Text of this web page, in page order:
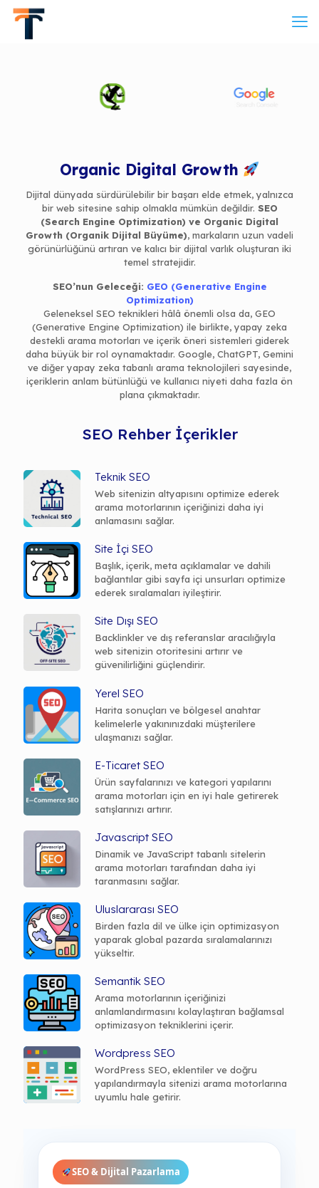
Organic Digital Growth
Dijital dünyada sürdürülebilir bir başarı elde etmek, yalnızca
bir web sitesine sahip olmakla mümkün değildir. SEO
(Search Engine Optimization) ve Organic Digital
Growth (Organik Dijital Büyüme), markaların uzun vadeli
görünürlüğünü artıran ve kalıcı bir dijital varlık oluşturan iki
temel stratejidir.
SEO’nun Geleceği: GEO (Generative Engine
Optimization)
Geleneksel SEO teknikleri hâlâ önemli olsa da, GEO
(Generative Engine Optimization) ile birlikte, yapay zeka
destekli arama motorları ve içerik öneri sistemleri giderek
daha büyük bir rol oynamaktadır. Google, ChatGPT, Gemini
ve diğer yapay zeka tabanlı arama teknolojileri sayesinde,
içeriklerin anlam bütünlüğü ve kullanıcı niyeti daha fazla ön
plana çıkmaktadır.
SEO Rehber İçerikler
Teknik SEO
Web sitenizin altyapısını optimize ederek
arama motorlarının içeriğinizi daha iyi
anlamasını sağlar.
Site İçi SEO
Başlık, içerik, meta açıklamalar ve dahili
bağlantılar gibi sayfa içi unsurları optimize
ederek sıralamaları iyileştirir.
Site Dışı SEO
Backlinkler ve dış referanslar aracılığıyla
web sitenizin otoritesini artırır ve
güvenilirliğini güçlendirir.
Yerel SEO
Harita sonuçları ve bölgesel anahtar
kelimelerle yakınınızdaki müşterilere
ulaşmanızı sağlar.
E-Ticaret SEO
Ürün sayfalarınızı ve kategori yapılarını
arama motorları için en iyi hale getirerek
satışlarınızı artırır.
Javascript SEO
Dinamik ve JavaScript tabanlı sitelerin
arama motorları tarafından daha iyi
taranmasını sağlar.
Uluslararası SEO
Birden fazla dil ve ülke için optimizasyon
yaparak global pazarda sıralamalarınızı
yükseltir.
Semantik SEO
Arama motorlarının içeriğinizi
anlamlandırmasını kolaylaştıran bağlamsal
optimizasyon tekniklerini içerir.
Wordpress SEO
WordPress SEO, eklentiler ve doğru
yapılandırmayla sitenizi arama motorlarına
uyumlu hale getirir.
SEO & Dijital Pazarlama